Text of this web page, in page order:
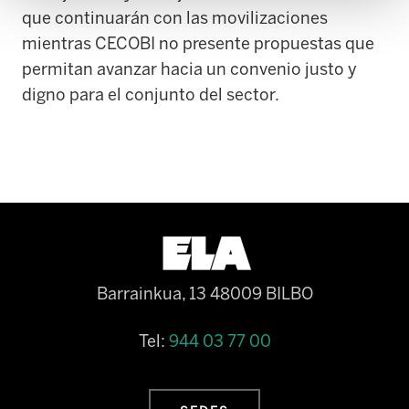
que continuarán con las movilizaciones
mientras CECOBI no presente propuestas que
permitan avanzar hacia un convenio justo y
digno para el conjunto del sector.
Barrainkua, 13 48009 BILBO
Tel: 944 03 77 00